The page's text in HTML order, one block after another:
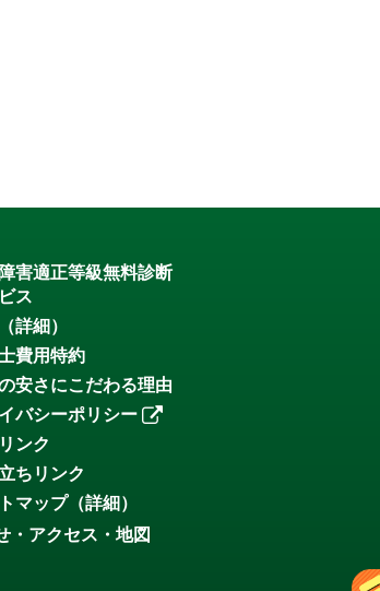
害適正等級無料診断
ス
詳細）
費用特約
安さにこだわる理由
バシーポリシー
ンク
ちリンク
マップ（詳細）
・アクセス・地図